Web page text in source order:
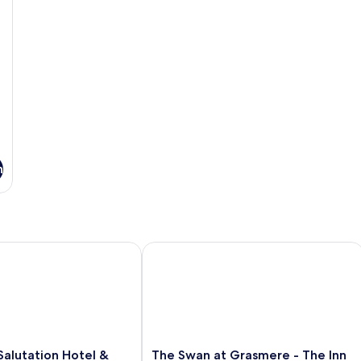
Hotel &
Hotel & Spa
The
The Swan at Grasmere - The Inn
The Swan at Grasmere - The Inn